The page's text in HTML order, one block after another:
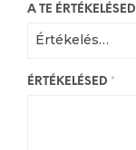
A TE ÉRTÉKELÉSED
ÉRTÉKELÉSED *